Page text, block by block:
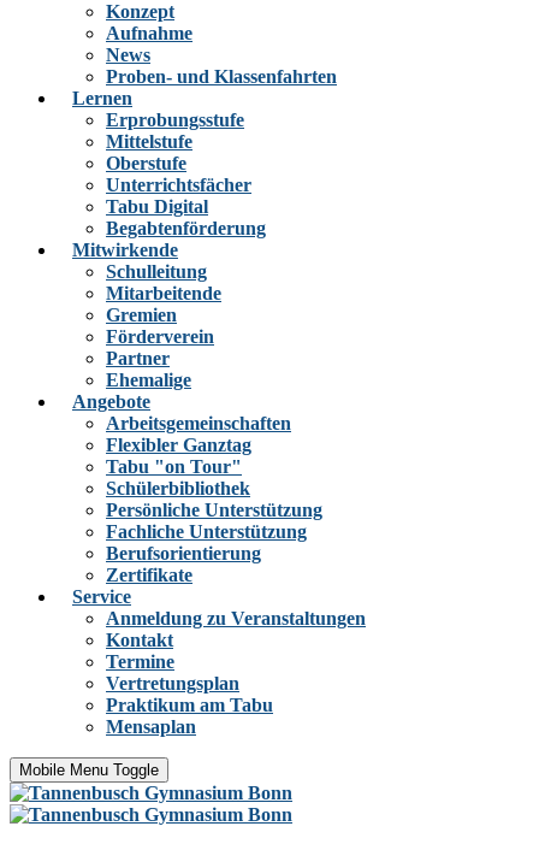
Konzept
Aufnahme
News
Proben- und Klassenfahrten
Lernen
Erprobungsstufe
Mittelstufe
Oberstufe
Unterrichtsfächer
Tabu Digital
Begabtenförderung
Mitwirkende
Schulleitung
Mitarbeitende
Gremien
Förderverein
Partner
Ehemalige
Angebote
Arbeitsgemeinschaften
Flexibler Ganztag
Tabu "on Tour"
Schülerbibliothek
Persönliche Unterstützung
Fachliche Unterstützung
Berufsorientierung
Zertifikate
Service
Anmeldung zu Veranstaltungen
Kontakt
Termine
Vertretungsplan
Praktikum am Tabu
Mensaplan
Mobile Menu Toggle